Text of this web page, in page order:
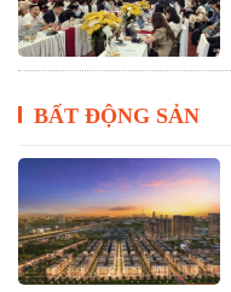
BẤT ĐỘNG SẢN